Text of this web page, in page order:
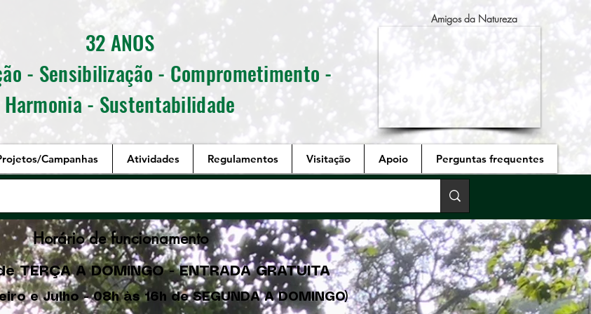
Campanhas Atividades Regulamentos Visitação Apoio Perguntas frequentes
Amigos da Natureza
32 ANOS
- Sensibilização - Comprometimento -
Harmonia - Sustentabilidade
Horário de funcionamento
TERÇA A DOMINGO - ENTRADA GRATUITA
e Julho - 08h às 16h de SEGUNDA A DOMINGO)